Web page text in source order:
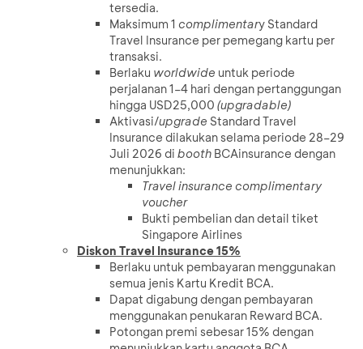
tersedia.
Maksimum 1 complimentary Standard
Travel Insurance per pemegang kartu per
transaksi.
Berlaku worldwide untuk periode
perjalanan 1–4 hari dengan pertanggungan
hingga USD25,000 (upgradable)
Aktivasi/upgrade Standard Travel
Insurance dilakukan selama periode 28–29
Juli 2026 di booth BCAinsurance dengan
menunjukkan:
Travel insurance complimentary
voucher
Bukti pembelian dan detail tiket
Singapore Airlines
Diskon Travel Insurance 15%
Berlaku untuk pembayaran menggunakan
semua jenis Kartu Kredit BCA.
Dapat digabung dengan pembayaran
menggunakan penukaran Reward BCA.
Potongan premi sebesar 15% dengan